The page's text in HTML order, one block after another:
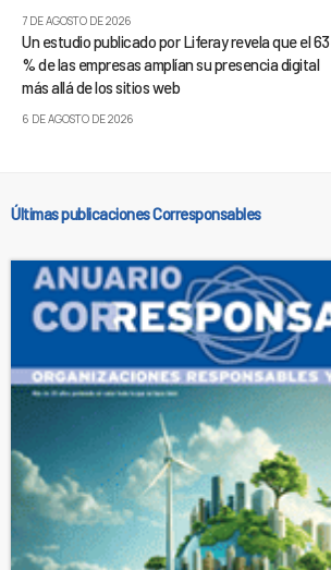
7 DE AGOSTO DE 2026
Un estudio publicado por Liferay revela que el 63
% de las empresas amplían su presencia digital
más allá de los sitios web
6 DE AGOSTO DE 2026
Últimas publicaciones Corresponsables